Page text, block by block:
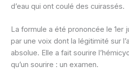
d’eau qui ont coulé des cuirassés.
La formule a été prononcée le 1er
par une voix dont la légitimité sur
absolue. Elle a fait sourire
qu’un sourire : un examen.